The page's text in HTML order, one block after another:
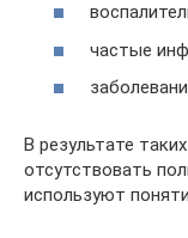
частые
В результате
отсутствовать
используют